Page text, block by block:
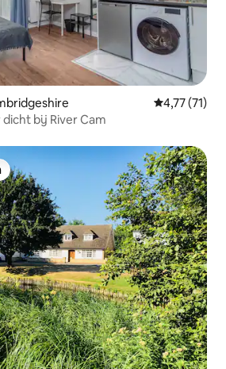
Gemiddelde
4,77 (71)
dicht bij River Cam